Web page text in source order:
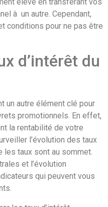
à un autre. Cependant,
conditions pour ne pas être
d’intérêt du
un autre élément clé pour
promotionnels. En effet,
la rentabilité de votre
l’évolution des taux
les taux sont au sommet.
et l’évolution
qui peuvent vous